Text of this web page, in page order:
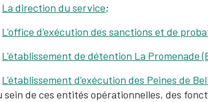
La direction du service;
L'office d'exécution des sanctions et de
L'établissement de détention La Promenade
L'établissement d'exécution des Peines de
sein de ces entités opérationnelles, des